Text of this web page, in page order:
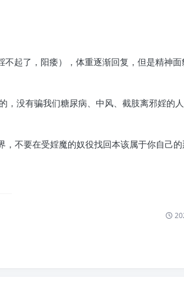
起了，阳痿），体重逐渐回复，但是精神
，没有骗我们糖尿病、中风、截肢离邪婬的
不要在受婬魔的奴役找回本该属于你自己的